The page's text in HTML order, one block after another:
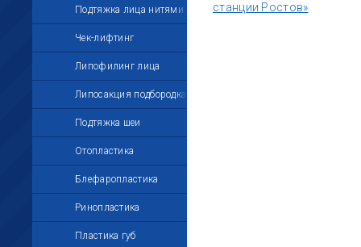
Подтяжка лица нитями
Чек-лифтинг
Липофилинг лица
Липосакция подбородка
Подтяжка шеи
Отопластика
Блефаропластика
Ринопластика
Пластика губ
станции Ростов»